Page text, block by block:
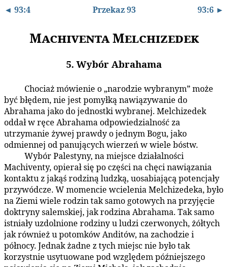
◄ 93:4 Przekaz 93 93:6 ►
Machiventa Melchizedek
5. Wybór Abrahama
Chociaż mówienie o „narodzie wybranym” może
być błędem, nie jest pomyłką nawiązywanie do
Abrahama jako do jednostki wybranej. Melchizedek
oddał w ręce Abrahama odpowiedzialność za
utrzymanie żywej prawdy o jednym Bogu, jako
odmiennej od panujących wierzeń w wiele bóstw.
Wybór Palestyny, na miejsce działalności
Machiventy, opierał się po części na chęci nawiązania
kontaktu z jakąś rodziną ludzką, uosabiającą potencjały
przywódcze. W momencie wcielenia Melchizedeka, było
na Ziemi wiele rodzin tak samo gotowych na przyjęcie
doktryny salemskiej, jak rodzina Abrahama. Tak samo
istniały uzdolnione rodziny u ludzi czerwonych, żółtych
jak również u potomków Anditów, na zachodzie i
północy. Jednak żadne z tych miejsc nie było tak
korzystnie usytuowane pod względem późniejszego